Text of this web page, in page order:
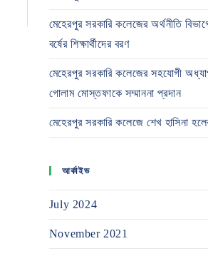
মেহেরপুর সরকারি কলেজের অর্থনীতি
বর্ষের শিক্ষার্থীদের বরণ
মেহেরপুর সরকারি কলেজের সহযোগী
গোলাম মোস্তফাকে সম্মাননা প্রদান
মেহেরপুর সরকারি কলেজে শেখ হাসিনা
আর্কাইভ
July 2024
November 2021